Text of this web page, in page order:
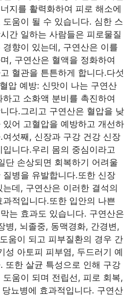
지를 활력화하여 피로 해소에
움이 될 수 있습니다. 심한 스
간 일하는 사람들은 피로물질
향이 있는데, 구연산은 이를
, 구연산은 혈액을 정화하여
혈관을 튼튼하게 합니다.다섯
압 예방: 신맛이 나는 구연산
고 소화액 분비를 촉진하여
다.그리고 구연산은 혈압을 낮
어 고혈압을 예방하고 개선하
섯째, 신장과 구강 건강 신장
니다.우리 몸의 중심이라고
단 손상되면 회복하기 어려울
병을 유발합니다.또한 신장
데, 구연산은 이러한 결석의
적입니다.또한 입안의 나쁜
는 효과도 있습니다. 구연산은
병, 뇌졸중, 동맥경화, 간경변,
움이 되고 피부질환의 경우 간
성 아토피 피부염, 두드러기 예
또한 살균 특성으로 인해 구강
움이 되며 전립선, 피로 회복,
뇨병에 효과적입니다. 구연산